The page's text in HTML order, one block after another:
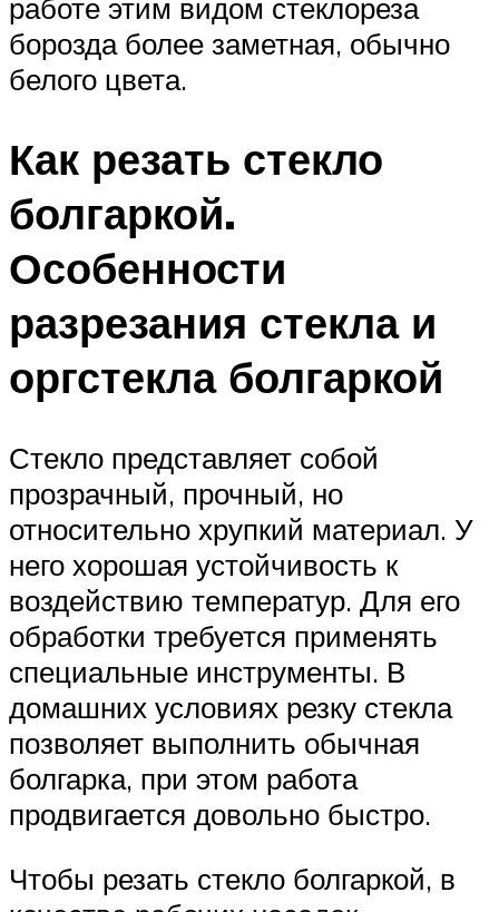
работе этим видом стеклореза
борозда более заметная, обычно
белого цвета.
Как резать стекло
болгаркой.
Особенности
разрезания стекла и
оргстекла болгаркой
Стекло представляет собой
прозрачный, прочный, но
относительно хрупкий материал. У
него хорошая устойчивость к
воздействию температур. Для его
обработки требуется применять
специальные инструменты. В
домашних условиях резку стекла
позволяет выполнить обычная
болгарка, при этом работа
продвигается довольно быстро.
Чтобы резать стекло болгаркой, в